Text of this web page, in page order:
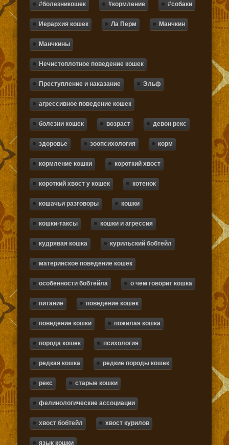
#болезникошек #кормление #собаки
Иерархия кошек Ла Перм Манчкин
Манчкины
Нечистоплотное поведение кошек
Преступление и наказание Эльф
агрессивное поведение кошек
болезни кошек возраст девон рекс
здоровье зоопсихология корм
кормление кошки короткий хвост
короткий хвост у кошек котенок
кошачьи разговоры кошки
кошки-таксы кошки и агрессия
кудрявая кошка курильский бобтейл
материнское поведение кошек
особенности бобтейла о чем говорит кошка
питание поведение кошек
поведение кошки пожилая кошка
порода кошек психология
редкая кошка редкие породы кошек
рекс старые кошки
фелинологические ассоциации
хвост бобтейл хвост курилов
язык кошки